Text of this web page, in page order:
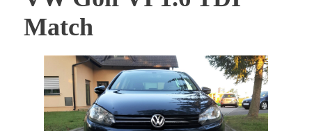
Match